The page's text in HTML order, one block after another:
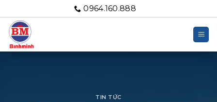
qua
nội
dung
0964.160.888
TIN TỨC